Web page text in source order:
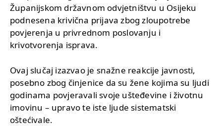
Županijskom državnom odvjetništvu u Osijeku
podnesena krivična prijava zbog zloupotrebe
povjerenja u privrednom poslovanju i
krivotvorenja isprava.
Ovaj slučaj izazvao je snažne reakcije javnosti,
posebno zbog činjenice da su žene kojima su ljudi
godinama povjeravali svoje ušteđevine i životnu
imovinu – upravo te iste ljude sistematski
oštećivale.